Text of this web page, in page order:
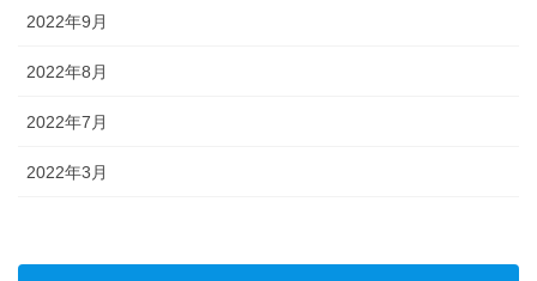
2022年9月
2022年8月
2022年7月
2022年3月